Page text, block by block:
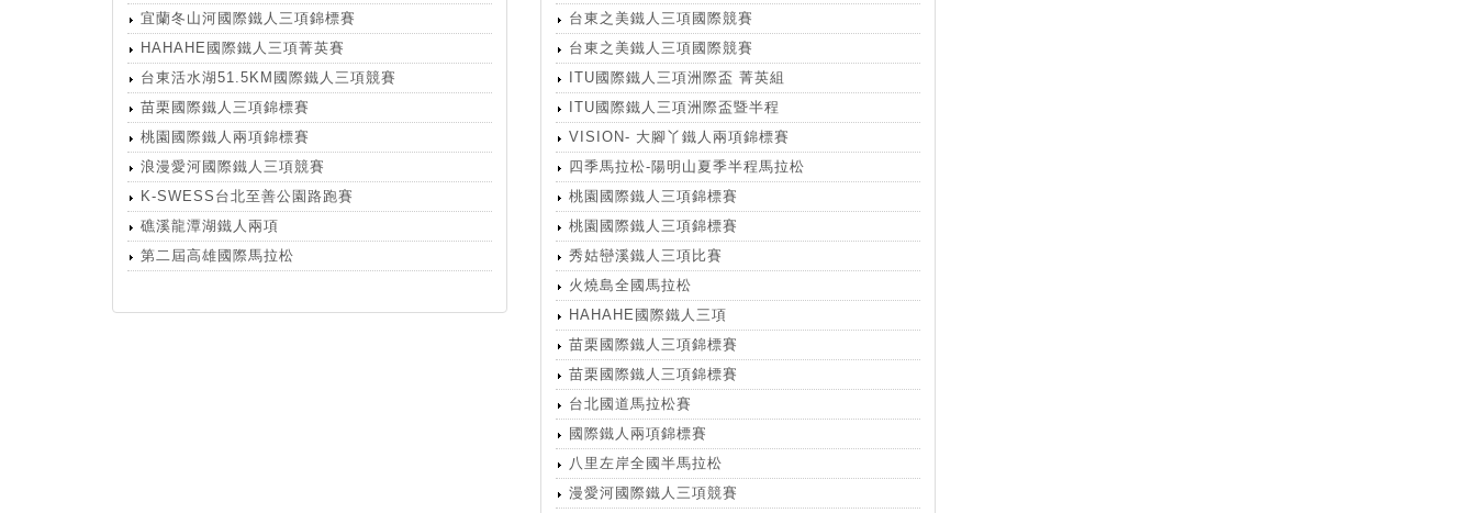
宜蘭冬山河國際鐵人三項錦標賽
HAHAHE國際鐵人三項菁英賽
台東活水湖51.5KM國際鐵人三項競賽
苗栗國際鐵人三項錦標賽
桃園國際鐵人兩項錦標賽
浪漫愛河國際鐵人三項競賽
K-SWESS台北至善公園路跑賽
礁溪龍潭湖鐵人兩項
第二屆高雄國際馬拉松
台東之美鐵人三項國際競賽
台東之美鐵人三項國際競賽
ITU國際鐵人三項洲際盃 菁英組
ITU國際鐵人三項洲際盃暨半程
VISION- 大腳丫鐵人兩項錦標賽
四季馬拉松-陽明山夏季半程馬拉松
桃園國際鐵人三項錦標賽
桃園國際鐵人三項錦標賽
秀姑巒溪鐵人三項比賽
火燒島全國馬拉松
HAHAHE國際鐵人三項
苗栗國際鐵人三項錦標賽
苗栗國際鐵人三項錦標賽
台北國道馬拉松賽
國際鐵人兩項錦標賽
八里左岸全國半馬拉松
漫愛河國際鐵人三項競賽